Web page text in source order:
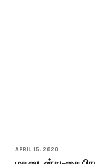
APRIL 15, 2020